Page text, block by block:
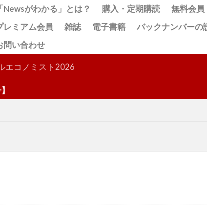
「Newsがわかる」とは？ 購入・定期購読
無料会員
レミアム会員
雑誌 電子書籍
バックナンバーの
問い合わせ
エコノミスト2026
検索